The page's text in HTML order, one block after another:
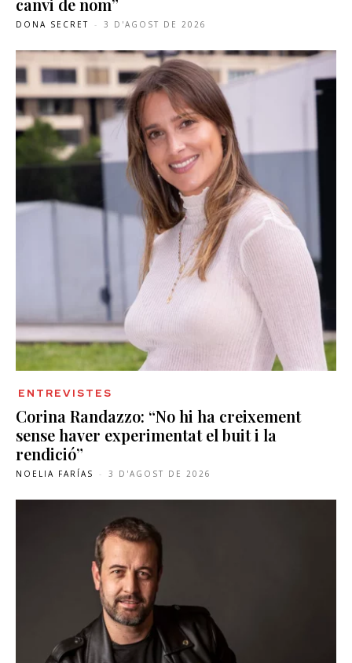
DONA SECRET - 3 D'AGOST DE 2026
ENTREVISTES
Corina Randazzo: “No hi ha creixement
sense haver experimentat el buit i la
rendició”
NOELIA FARÍAS - 3 D'AGOST DE 2026